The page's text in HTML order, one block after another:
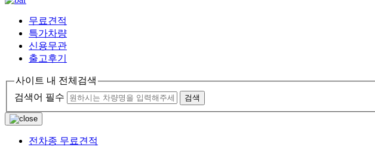
무료견적
특가차량
신용무관
출고후기
사이트 내 전체검색
검색어 필수
검색
전차종 무료견적